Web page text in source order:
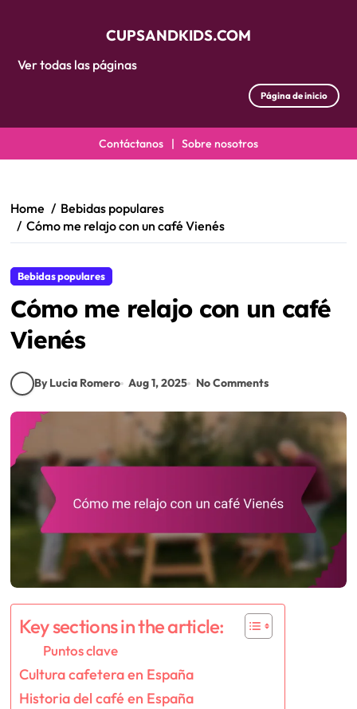
Ver todas las páginas
CUPSANDKIDS.COM
Página de inicio
Contáctanos | Sobre nosotros
content
Home
Bebidas populares
Cómo me relajo con un café Vienés
Bebidas populares
Cómo me relajo con un café
Vienés
By Lucia Romero Aug 1, 2025 No Comments
Key sections in the article:
Puntos clave
Cultura cafetera en España
Historia del café en España